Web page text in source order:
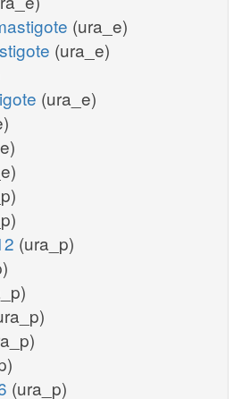
(ura_e)
(ura_e)
(ura_e)
(ura_p)
(ura_p)